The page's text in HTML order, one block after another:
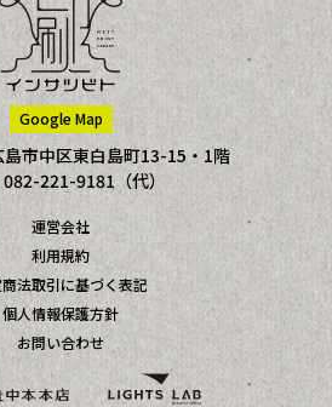
Google Map
市中区東白島町13-15・1階
221-9181（代）
運営会社
利用規約
法取引に基づく表記
個人情報保護方針
お問い合わせ